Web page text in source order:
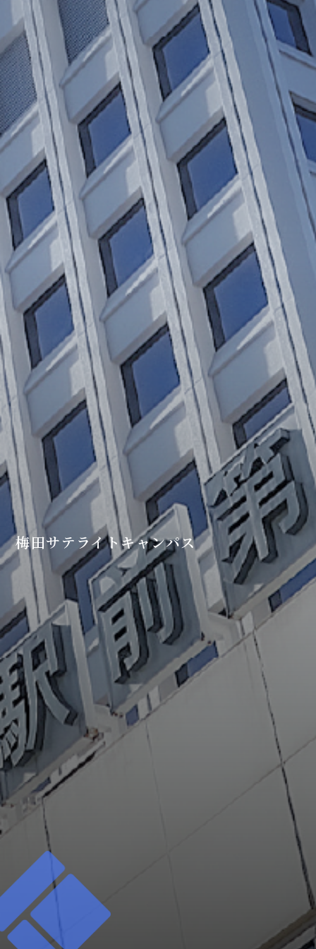
梅田サテライトキャンパス